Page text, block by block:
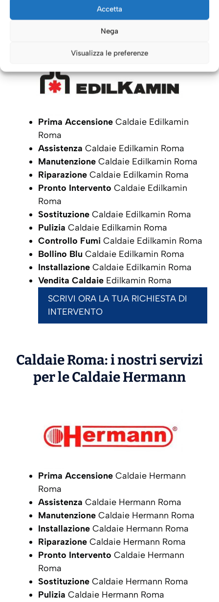
Accetta
Nega
Visualizza le preferenze
Caldaie Roma: i nostri servizi
per le CaldaieEdilkamin
Prima Accensione Caldaie Edilkamin
Roma
Assistenza Caldaie Edilkamin Roma
Manutenzione Caldaie Edilkamin Roma
Riparazione Caldaie Edilkamin Roma
Pronto Intervento Caldaie Edilkamin
Roma
Sostituzione Caldaie Edilkamin Roma
Pulizia Caldaie Edilkamin Roma
Controllo Fumi Caldaie Edilkamin Roma
Bollino Blu Caldaie Edilkamin Roma
Installazione Caldaie Edilkamin Roma
Vendita Caldaie Edilkamin Roma
SCRIVI ORA LA TUA RICHIESTA DI
INTERVENTO
Caldaie Roma: i nostri servizi
per le CaldaieHermann
Prima Accensione Caldaie Hermann
Roma
Assistenza Caldaie Hermann Roma
Manutenzione Caldaie Hermann Roma
Installazione Caldaie Hermann Roma
Riparazione Caldaie Hermann Roma
Pronto Intervento Caldaie Hermann
Roma
Sostituzione Caldaie Hermann Roma
Pulizia Caldaie Hermann Roma